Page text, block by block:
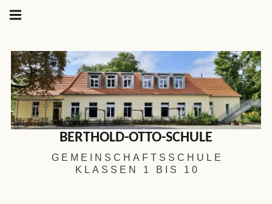
Springe
zum
BERTHOLD-OTTO-SCHULE
GEMEINSCHAFTSSCHULE
KLASSEN 1 BIS 10